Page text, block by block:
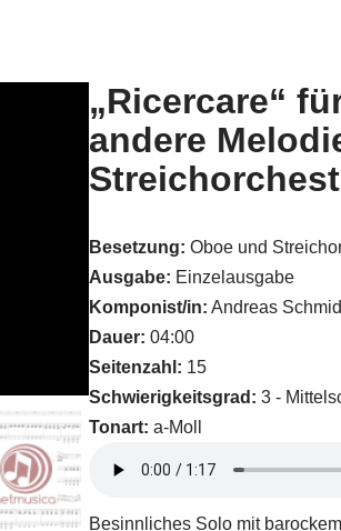
„Ricercare“
andere
Besetzung: Oboe und
Ausgabe: Einzelausgabe
Komponist/in: Andreas
Dauer: 04:00
Seitenzahl: 15
Schwierigkeitsgrad: 3 -
Tonart: a-Moll
Besinnliches Solo mit